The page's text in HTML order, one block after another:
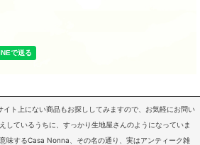
ト上にない商品もお探ししてみますので、お気軽にお問い
しているうちに、すっかり生地屋さんのようになっていま
味するCasa Nonna、その名の通り、実はアンティーク雑